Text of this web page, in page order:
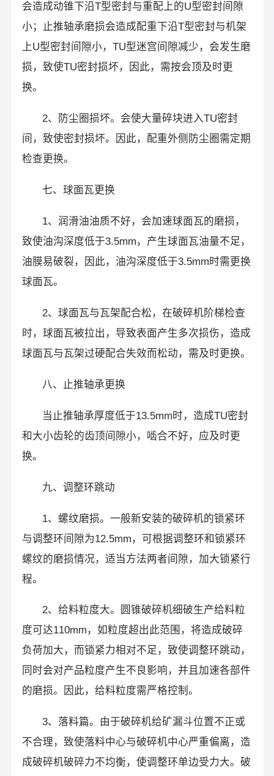
会造成动锥下沿T型密封与重配上的U型密封间隙
小；止推轴承磨损会造成配重下沿T型密封与机架
上U型密封间隙小，TU型迷宫间隙减少，会发生磨
损，致使TU密封损坏，因此，需按会顶及时更
换。
2、防尘圈损坏。会使大量碎块进入TU密封
间，致使密封损坏。因此，配重外侧防尘圈需定期
检查更换。
七、球面瓦更换
1、润滑油油质不好，会加速球面瓦的磨损，
致使油沟深度低于3.5mm，产生球面瓦油量不足，
油膜易破裂，因此，油沟深度低于3.5mm时需更换
球面瓦。
2、球面瓦与瓦架配合松，在破碎机阶梯检查
时，球面瓦被拉出，导致表面产生多次损伤，造成
球面瓦与瓦架过硬配合失效而松动，需及时更换。
八、止推轴承更换
当止推轴承厚度低于13.5mm时，造成TU密封
和大小齿轮的齿顶间隙小，啮合不好，应及时更
换。
九、调整环跳动
1、螺纹磨损。一般新安装的破碎机的锁紧环
与调整环间隙为12.5mm，可根据调整环和锁紧环
螺纹的磨损情况，适当方法两者间隙，加大锁紧行
程。
2、给料粒度大。圆锥破碎机细破生产给料粒
度可达110mm，如粒度超出此范围，将造成破碎
负荷加大，而锁紧力相对不足，致使调整环跳动，
同时会对产品粒度产生不良影响，并且加速各部件
的磨损。因此，给料粒度需严格控制。
3、落料篇。由于破碎机给矿漏斗位置不正或
不合理，致使落料中心与破碎机中心严重偏离，造
成破碎机破碎力不均衡，使调整环单边受力大。破